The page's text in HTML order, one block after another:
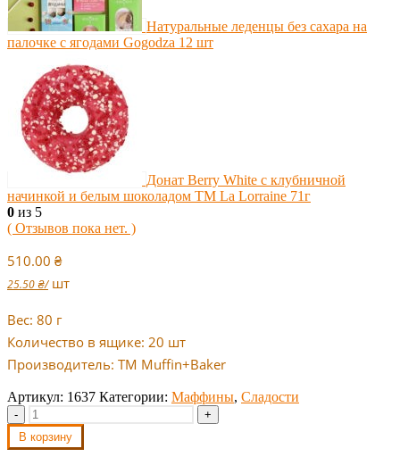
Натуральные леденцы без сахара на
палочке с ягодами Gogodza 12 шт
Донат Berry White с клубничной
начинкой и белым шоколадом ТМ La Lorraine 71г
0 из 5
( Отзывов пока нет. )
510.00 ₴
25.50₴/ шт
Вес: 80 г
Количество в ящике: 20 шт
Производитель: ТМ Muffin+Baker
Артикул: 1637 Категории: Маффины, Сладости
-
+
В корзину